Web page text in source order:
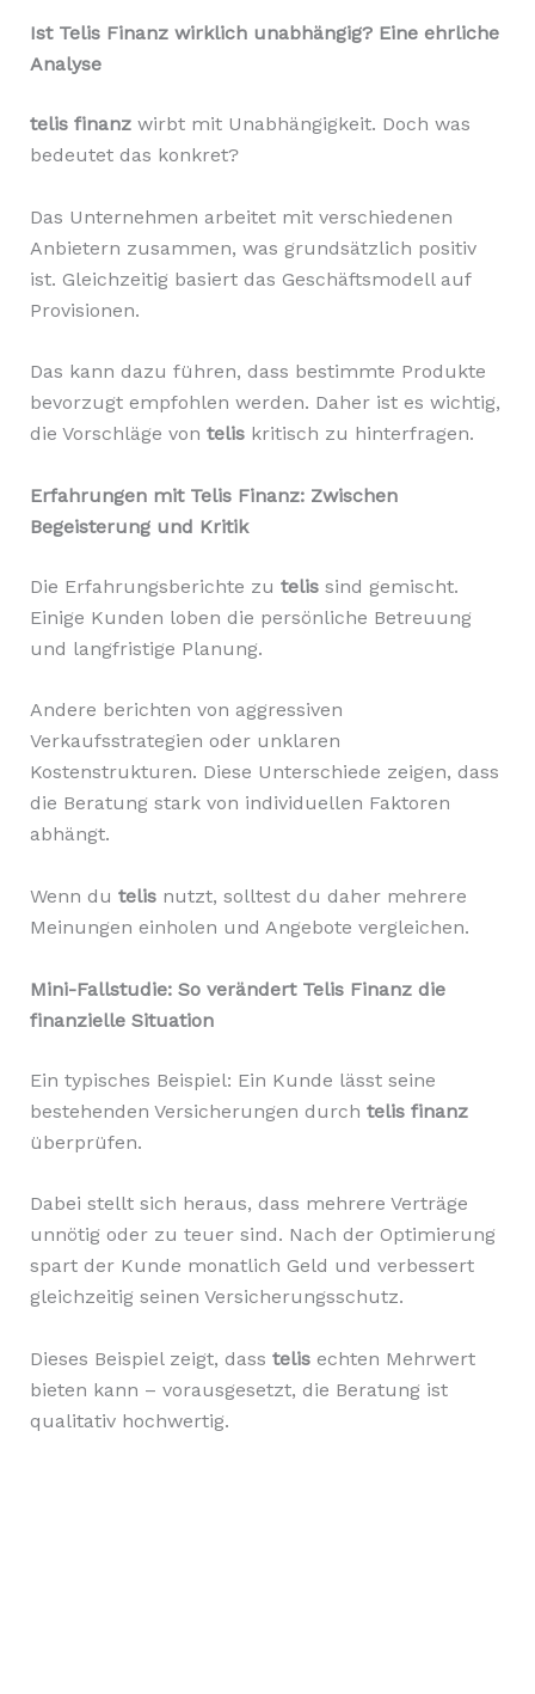
Ist Telis Finanz wirklich unabhängig? Eine ehrliche
Analyse
telis finanzwirbt mit Unabhängigkeit. Doch was
bedeutet das konkret?
Das Unternehmen arbeitet mit verschiedenen
Anbietern zusammen, was grundsätzlich positiv
ist. Gleichzeitig basiert das Geschäftsmodell auf
Provisionen.
Das kann dazu führen, dass bestimmte Produkte
bevorzugt empfohlen werden. Daher ist es wichtig,
die Vorschläge von telis kritisch zu hinterfragen.
Erfahrungen mit Telis Finanz: Zwischen
Begeisterung und Kritik
Die Erfahrungsberichte zu telissind gemischt.
Einige Kunden loben die persönliche Betreuung
und langfristige Planung.
Andere berichten von aggressiven
Verkaufsstrategien oder unklaren
Kostenstrukturen. Diese Unterschiede zeigen, dass
die Beratung stark von individuellen Faktoren
abhängt.
Wenn du telisnutzt, solltest du daher mehrere
Meinungen einholen und Angebote vergleichen.
Mini-Fallstudie: So verändert Telis Finanz die
finanzielle Situation
Ein typisches Beispiel: Ein Kunde lässt seine
bestehenden Versicherungen durch telis finanz
überprüfen.
Dabei stellt sich heraus, dass mehrere Verträge
unnötig oder zu teuer sind. Nach der Optimierung
spart der Kunde monatlich Geld und verbessert
gleichzeitig seinen Versicherungsschutz.
Dieses Beispiel zeigt, dass telis echten Mehrwert
bieten kann – vorausgesetzt, die Beratung ist
qualitativ hochwertig.